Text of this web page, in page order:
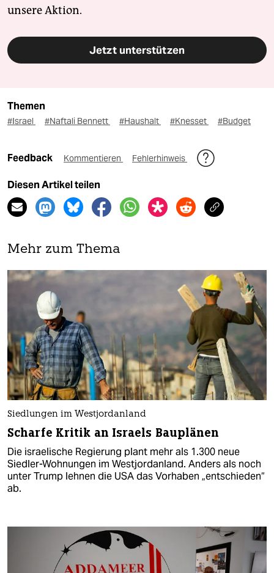
unsere Aktion.
Jetzt unterstützen
Themen
#Israel #Naftali Bennett #Haushalt #Knesset #Budget
Feedback Kommentieren Fehlerhinweis
Diesen Artikel teilen
Mehr zum Thema
Siedlungen im Westjordanland
Scharfe Kritik an Israels Bauplänen
Die israelische Regierung plant mehr als 1.300 neue
Siedler-Wohnungen im Westjordanland. Anders als noch
unter Trump lehnen die USA das Vorhaben „entschieden“
ab.